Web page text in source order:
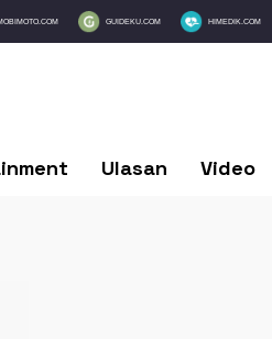
GUIDEKU.COM HIMEDIK.COM
Ulasan Video